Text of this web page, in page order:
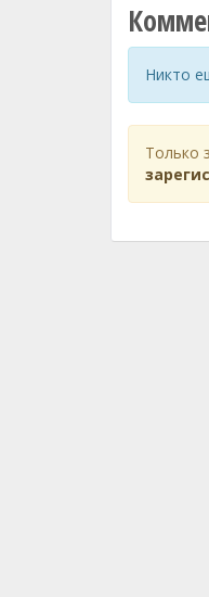
Никто
Только